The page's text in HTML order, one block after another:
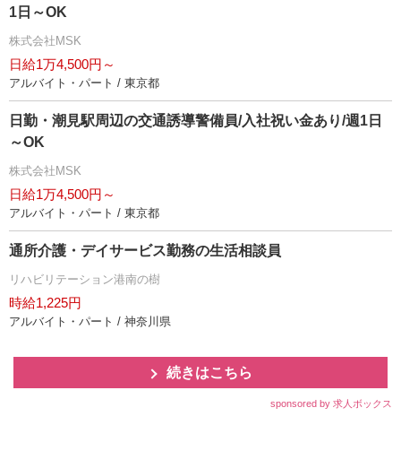
1日～OK
株式会社MSK
日給1万4,500円～
アルバイト・パート / 東京都
日勤・潮見駅周辺の交通誘導警備員/入社祝い金あり/週1日
～OK
株式会社MSK
日給1万4,500円～
アルバイト・パート / 東京都
通所介護・デイサービス勤務の生活相談員
リハビリテーション港南の樹
時給1,225円
アルバイト・パート / 神奈川県
続きはこちら
sponsored by 求人ボックス